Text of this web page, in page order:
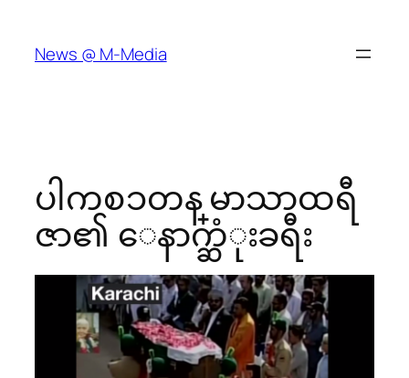
content
News @ M-Media
ပါကစၥတန္ မာသာထရီ
ဇာ၏ ေနာက္ဆံုးခရီး